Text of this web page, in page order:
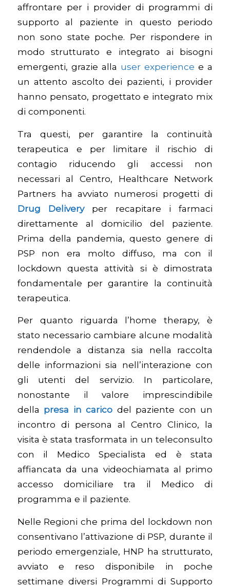
affrontare per i provider di programmi di
supporto al paziente in questo periodo
non sono state poche. Per rispondere in
modo strutturato e integrato ai bisogni
emergenti, grazie alla user experience e a
un attento ascolto dei pazienti, i provider
hanno pensato, progettato e integrato mix
di componenti.
Tra questi, per garantire la continuità
terapeutica e per limitare il rischio di
contagio riducendo gli accessi non
necessari al Centro, Healthcare Network
Partners ha avviato numerosi progetti di
Drug Delivery per recapitare i farmaci
direttamente al domicilio del paziente.
Prima della pandemia, questo genere di
PSP non era molto diffuso, ma con il
lockdown questa attività si è dimostrata
fondamentale per garantire la continuità
terapeutica.
Per quanto riguarda l’home therapy, è
stato necessario cambiare alcune modalità
rendendole a distanza sia nella raccolta
delle informazioni sia nell’interazione con
gli utenti del servizio. In particolare,
nonostante il valore imprescindibile
della presa in carico del paziente con un
incontro di persona al Centro Clinico, la
visita è stata trasformata in un teleconsulto
con il Medico Specialista ed è stata
affiancata da una videochiamata al primo
accesso domiciliare tra il Medico di
programma e il paziente.
Nelle Regioni che prima del lockdown non
consentivano l’attivazione di PSP, durante il
periodo emergenziale, HNP ha strutturato,
avviato e reso disponibile in poche
settimane diversi Programmi di Supporto